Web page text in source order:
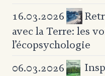
16.03.2026
avec la Terre: les
l’écopsychologie
06.03.2026